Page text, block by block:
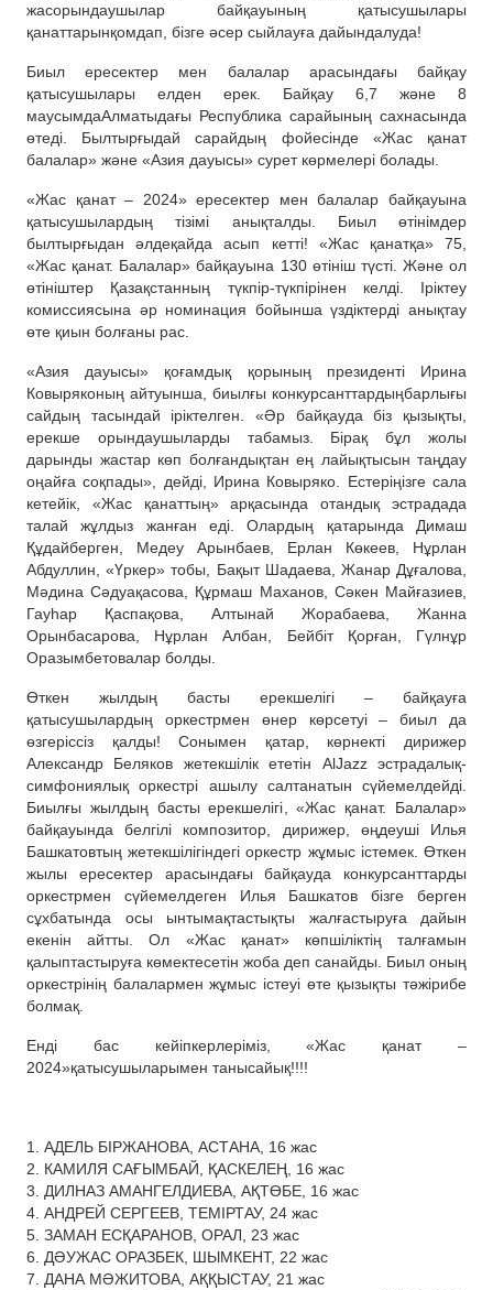
жасорындаушылар байқауының
қатысушылары
қанаттарынқомдап, бізге әсер сыйлауға дайындалуда!
Биыл ересектер мен балалар арасындағы
байқау
қатысушылары елден ерек. Байқау 6,7 және 8
маусымдаАлматыдағы Республика сарайының сахнасында
өтеді. Былтырғыдай сарайдың фойесінде «Жас қанат
балалар» және «Азия дауысы» сурет көрмелері болады.
«Жас қанат – 2024» ересектер мен балалар байқауына
қатысушылардың тізімі анықталды. Биыл өтінімдер
былтырғыдан әлдеқайдаасып кетті! «Жас қанатқа» 75,
«Жас қанат. Балалар»байқауына 130 өтініш түсті. Және ол
өтініштер Қазақстанның түкпір-түкпірінен келді. Іріктеу
комиссиясына әр номинация бойынша үздіктерді анықтау
өте қиын болғаны рас.
«Азия дауысы» қоғамдық қорының президенті Ирина
Ковыряконың айтуынша, биылғы конкурсанттардыңбарлығы
сайдың тасындай іріктелген. «Әр байқауда біз қызықты,
ерекше орындаушыларды табамыз. Бірақ бұл жолы
дарынды жастаркөп болғандықтан ең лайықтысын таңдау
оңайға соқпады», дейді, Ирина Ковыряко. Естеріңізге сала
кетейік, «Жас қанаттың» арқасында отандық эстрадада
талай жұлдыз жанған еді. Олардың қатарында Димаш
Құдайберген, Медеу Арынбаев, Ерлан Көкеев, Нұрлан
Абдуллин, «Үркер» тобы, Бақыт Шадаева, Жанар Дұғалова,
Мәдина Сәдуақасова, Құрмаш Маханов, Сәкен Майғазиев,
Гауһар Қаспақова, Алтынай Жорабаева, Жанна
Орынбасарова, Нұрлан Албан, Бейбіт Қорған, Гүлнұр
Оразымбетовалар болды.
Өткен жылдың басты ерекшелігі – байқауға
қатысушылардың оркестрмен өнер көрсетуі –биыл да
өзгеріссіз қалды! Сонымен қатар, көрнекті дирижер
Александр Беляков жетекшілік ететін AlJazz эстрадалық-
симфониялық оркестрі ашылу салтанатын сүйемелдейді.
Биылғы жылдың басты ерекшелігі, «Жас қанат. Балалар»
байқауындабелгілі композитор, дирижер, өңдеуші Илья
Башкатовтың жетекшілігіндегі оркестр жұмыс істемек.Өткен
жылы ересектер арасындағы байқауда конкурсанттарды
оркестрмен сүйемелдеген Илья Башкатов бізге берген
сұхбатында осы ынтымақтастықты жалғастыруға дайын
екенін айтты. Ол «Жас қанат» көпшіліктің талғамын
қалыптастыруға көмектесетін жоба деп санайды. Биыл оның
оркестрінің балалармен жұмыс істеуі өте қызықты тәжірибе
болмақ.
Енді бас кейіпкерлеріміз,«Жас қанат –
2024»қатысушыларымен танысайық!!!!
1. АДЕЛЬ БІРЖАНОВА, АСТАНА, 16 жас
2. КАМИЛЯ САҒЫМБАЙ, ҚАСКЕЛЕҢ, 16 жас
3. ДИЛНАЗ АМАНГЕЛДИЕВА, АҚТӨБЕ, 16 жас
4. АНДРЕЙ СЕРГЕЕВ, ТЕМІРТАУ, 24 жас
5. ЗАМАН ЕСҚАРАНОВ, ОРАЛ, 23 жас
6. ДӘУЖАС ОРАЗБЕК, ШЫМКЕНТ, 22 жас
7. ДАНА МӘЖИТОВА, АҚҚЫСТАУ, 21 жас